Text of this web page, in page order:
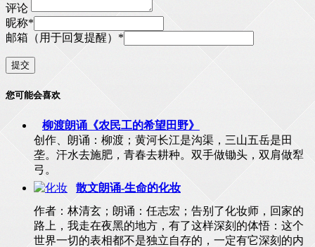
评论
昵称*
邮箱（用于回复提醒） *
您可能会喜欢
柳渡朗诵《农民工的希望田野》
创作、朗诵：柳渡；黄河长江是沟渠，三山五岳是田
垄。汗水去施肥，青春去耕种。双手做锄头，双肩做犁
弓。
散文朗诵-生命的化妆
作者：林清玄；朗诵：任志宏；告别了化妆师，回家的
路上，我走在夜黑的地方，有了这样深刻的体悟：这个
世界一切的表相都不是独立自存的，一定有它深刻的内